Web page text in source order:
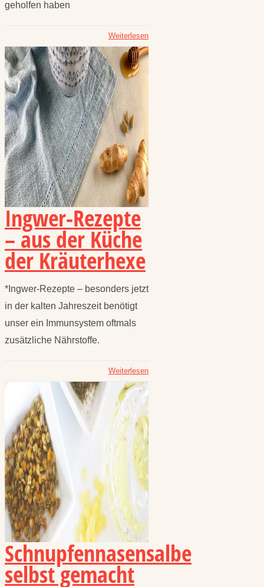
geholfen haben
Weiterlesen
Ingwer-Rezepte
– aus der Küche
der Kräuterhexe
*Ingwer-Rezepte – besonders jetzt
in der kalten Jahreszeit benötigt
unser ein Immunsystem oftmals
zusätzliche Nährstoffe.
Weiterlesen
Schnupfennasensalbe
selbst gemacht